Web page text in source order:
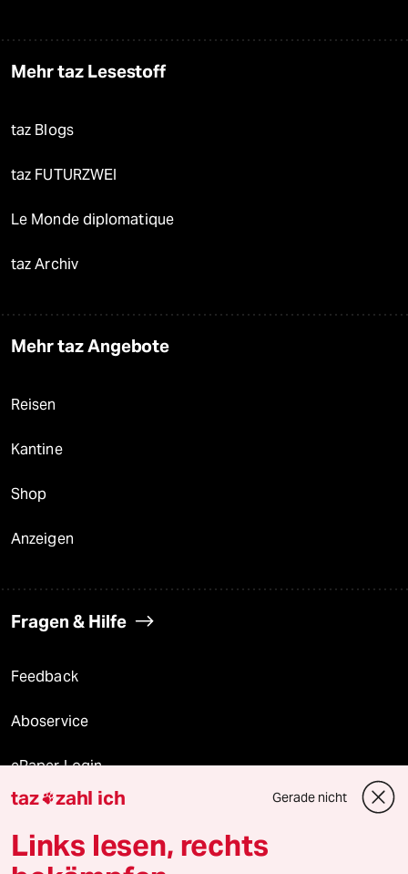
Mehr taz Lesestoff
taz Blogs
taz FUTURZWEI
Le Monde diplomatique
taz Archiv
Mehr taz Angebote
Reisen
Kantine
Shop
Anzeigen
Fragen & Hilfe
Feedback
Aboservice
ePaper Login
Downloads für Abonnierende
taz zahl ich Gerade nicht
Links lesen, rechts